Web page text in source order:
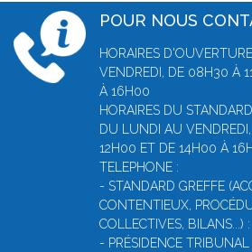
POUR NOUS
HORAIRES
VENDREDI, DE 08H30 À
À 16H00
HORAIRES DU
DU LUNDI AU
12H00 ET DE 14H00 À
TELEPHONE :
- STANDARD GREFFE
CONTENTIEUX,
COLLECTIVES, BILANS...)
- PRÉSIDENCE